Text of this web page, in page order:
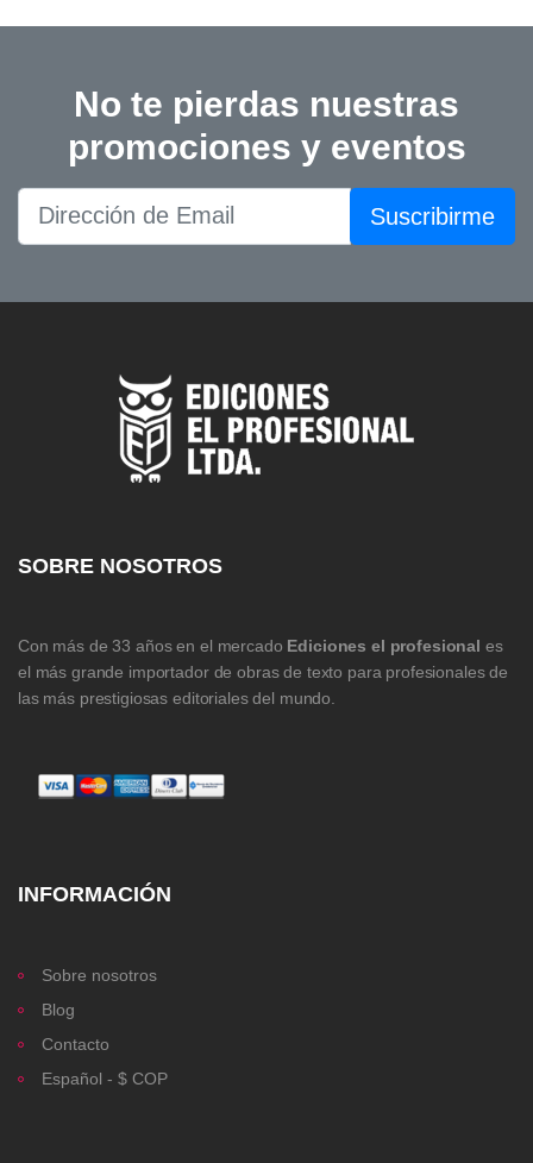
No te pierdas nuestras
promociones y eventos
Suscribirme
SOBRE NOSOTROS
Con más de 33 años en el mercado Ediciones el profesional es
el más grande importador de obras de texto para profesionales de
las más prestigiosas editoriales del mundo.
INFORMACIÓN
Sobre nosotros
Blog
Contacto
Español - $ COP